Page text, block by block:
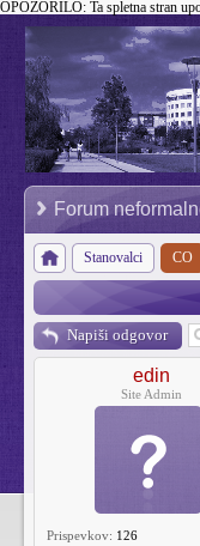
OPOZORILO: Ta spletna stran
Forum
Stanovalci CO
Napiši odgovor
edin
Site Admin
Prispevkov: 126